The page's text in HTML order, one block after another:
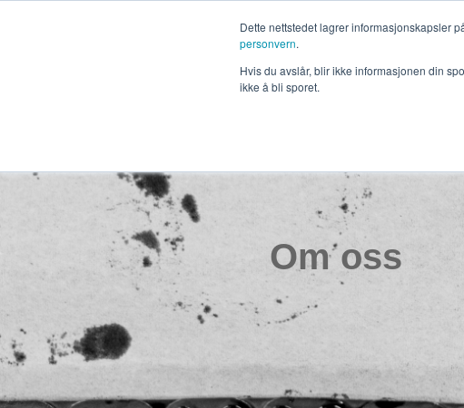
Dette nettstedet lagrer informasjonskapsler
personvern.
Hvis du avslår, blir ikke informasjonen din
ikke å bli sporet.
Om oss